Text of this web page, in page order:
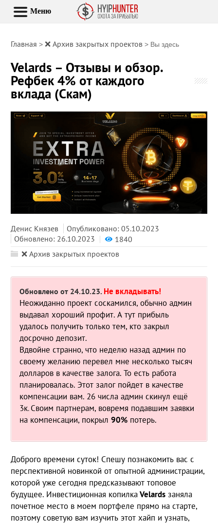
Главная >❌ Архив закрытых проектов > Вы здесь
Velards – Отзывы и обзор.
Рефбек 4% от каждого
вклада (Скам)
Денис Князев
Опубликовано: 05.10.2023
Обновлено: 26.10.2023
1840
❌ Архив закрытых проектов
Обновлено от 24.10.23. Не вкладывать!
Неожиданно проект соскамился, обычно админ
выдавал хороший профит. А тут прибыль
удалось получить только тем, кто закрыл
досрочно депозит.
Вдвойне странно, что неделю назад админ по
своему желанию перевел мне несколько тысяч
долларов в качестве залога. То есть работа
планировалась. Этот залог пойдет в качестве
компенсации вам. 26 числа админ скинул ещё
3к. Своим партнерам, вовремя подавшим заявки
на компенсации, покрыл90% потерь.
Доброго времени суток! Спешу познакомить вас с
перспективной новинкой от опытной администрации,
которой уже сегодня предсказывают топовое
будущее. Инвестиционная копилкаVelards заняла
почетное место в моем портфеле прямо на старте,
поэтому советую вам изучить этот хайп и узнать,
Меню